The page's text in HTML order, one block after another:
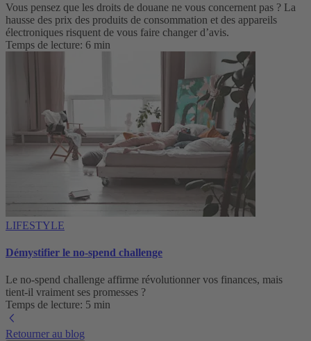
Vous pensez que les droits de douane ne vous concernent pas ? La
hausse des prix des produits de consommation et des appareils
électroniques risquent de vous faire changer d’avis.
Temps de lecture: 6 min
LIFESTYLE
Démystifier le no-spend challenge
Le no-spend challenge affirme révolutionner vos finances, mais
tient-il vraiment ses promesses ?
Temps de lecture: 5 min
Retourner au blog